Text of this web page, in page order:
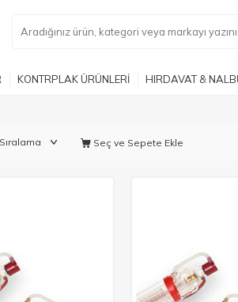
KONTRPLAK ÜRÜNLERİ HIRDAVAT &
Seç ve Sepete Ekle